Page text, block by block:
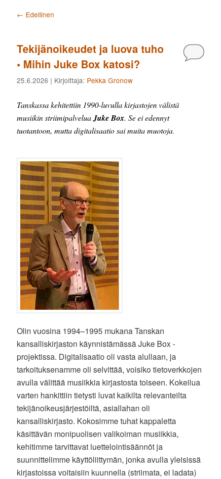
Artikkelien selaus
← Edellinen
Tekijänoikeudet ja luova tuho
• Mihin Juke Box katosi?
25.6.2026 | Kirjoittaja: Pekka Gronow
Tanskassa kehitettiin 1990-luvulla kirjastojen välistä
musiikin striimipalveluaJuke Box. Se ei edennyt
tuotantoon, mutta digitalisaatio sai muita muotoja.
Olin vuosina 1994–1995 mukana Tanskan
kansalliskirjaston käynnistämässä Juke Box -
projektissa. Digitalisaatio oli vasta alullaan, ja
tarkoituksenamme oli selvittää, voisiko tietoverkkojen
avulla välittää musiikkia kirjastosta toiseen. Kokeilua
varten hankittiin tietysti luvat kaikilta relevanteilta
tekijänoikeusjärjestöiltä, asiallahan oli
kansalliskirjasto. Kokosimme tuhat kappaletta
käsittävän monipuolisen valikoiman musiikkia,
kehitimme tarvittavat luettelointisäännöt ja
suunnittelimme käyttöliittymän, jonka avulla yleisissä
kirjastoissa voitaisiin kuunnella (striimata, ei ladata)